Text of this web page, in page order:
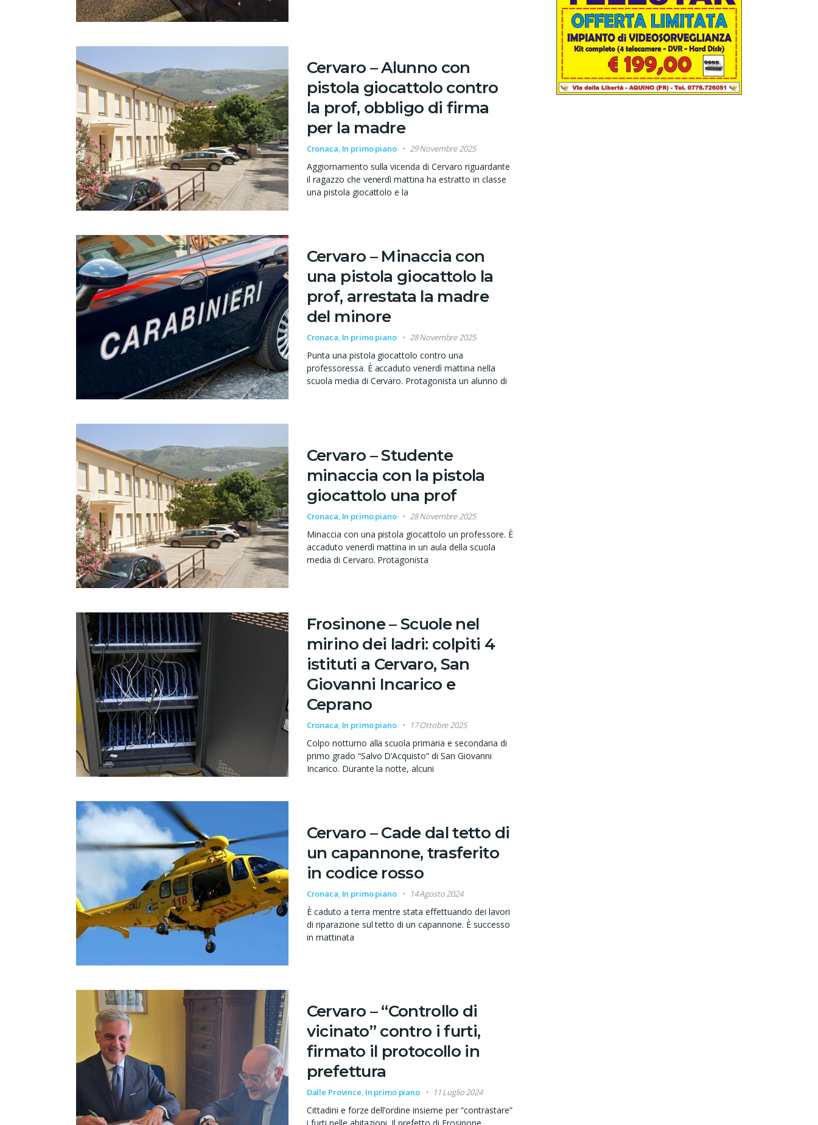
Cervaro – Alunno con
pistola giocattolo contro
la prof, obbligo di firma
per la madre
Cronaca, In primo piano 29 Novembre 2025
Aggiornamento sulla vicenda di Cervaro riguardante
il ragazzo che venerdì mattina ha estratto in classe
una pistola giocattolo e la
Cervaro – Minaccia con
una pistola giocattolo la
prof, arrestata la madre
del minore
Cronaca, In primo piano 28 Novembre 2025
Punta una pistola giocattolo contro una
professoressa. È accaduto venerdì mattina nella
scuola media di Cervaro. Protagonista un alunno di
Cervaro – Studente
minaccia con la pistola
giocattolo una prof
Cronaca, In primo piano 28 Novembre 2025
Minaccia con una pistola giocattolo un professore. È
accaduto venerdì mattina in un aula della scuola
media di Cervaro. Protagonista
Frosinone – Scuole nel
mirino dei ladri: colpiti 4
istituti a Cervaro, San
Giovanni Incarico e
Ceprano
Cronaca, In primo piano 17 Ottobre 2025
Colpo notturno alla scuola primaria e secondaria di
primo grado “Salvo D’Acquisto” di San Giovanni
Incarico. Durante la notte, alcuni
Cervaro – Cade dal tetto di
un capannone, trasferito
in codice rosso
Cronaca, In primo piano 14 Agosto 2024
È caduto a terra mentre stata effettuando dei lavori
di riparazione sul tetto di un capannone. È successo
in mattinata
Cervaro – “Controllo di
vicinato” contro i furti,
firmato il protocollo in
prefettura
Dalle Province, In primo piano 11 Luglio 2024
Cittadini e forze dell’ordine insieme per “contrastare”